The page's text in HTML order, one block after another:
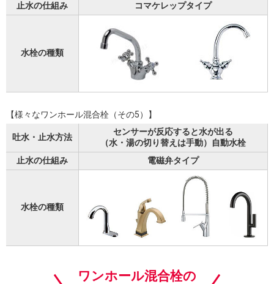
止水の仕組み
コマケレップタイプ
水栓の種類
【様々なワンホール混合栓（その5）】
吐水・止水方法
センサーが反応すると水が出る
（水・湯の切り替えは手動）自動水栓
止水の仕組み
電磁弁タイプ
水栓の種類
ワンホール混合栓の